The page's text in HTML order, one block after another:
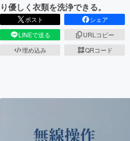
り優しく衣類を洗浄できる。
ポスト
シェア
LINEで送る
URLコピー
埋め込み
QRコード